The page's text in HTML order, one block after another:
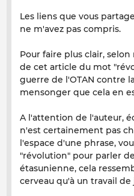
Les liens que vous
ne m'avez pas compris.
Pour faire plus clair,
de cet article du mot
guerre de l'OTAN contre
mensonger que cela en
A l'attention de l'auteur,
n'est certainement pas
l'espace d'une phrase,
"révolution" pour parler
étasunienne, cela
cerveau qu'à un travail de